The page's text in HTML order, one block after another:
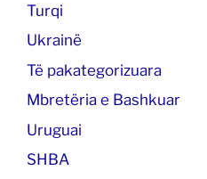
Turqi
Ukrainë
Të pakategorizuara
Mbretëria e Bashkuar
Uruguai
SHBA